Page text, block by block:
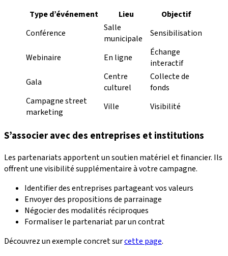
Type d’événement
Lieu
Objectif
Conférence
Salle
municipale
Sensibilisation
Webinaire En ligne
Échange
interactif
Gala
Centre
culturel
Collecte de
fonds
Campagne street
marketing
Ville Visibilité
S’associer avec des entreprises et institutions
Les partenariats apportent un soutien matériel et financier. Ils
offrent une visibilité supplémentaire à votre campagne.
Identifier des entreprises partageant vos valeurs
Envoyer des propositions de parrainage
Négocier des modalités réciproques
Formaliser le partenariat par un contrat
Découvrez un exemple concret surcette page.